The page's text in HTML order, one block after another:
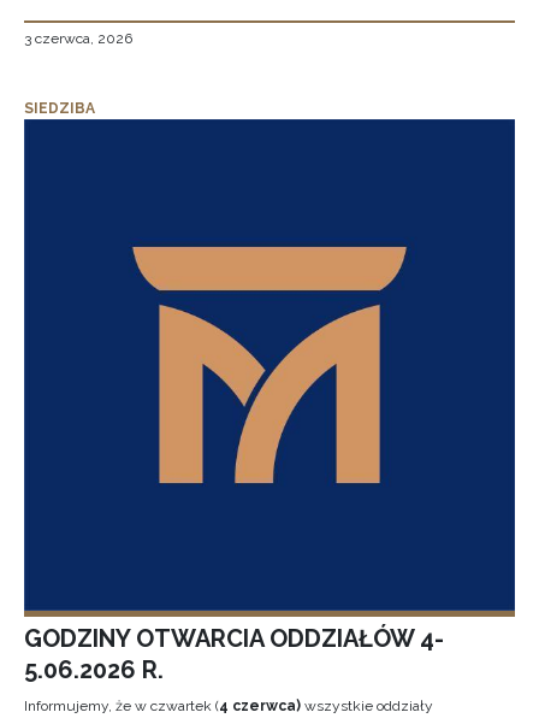
3 czerwca, 2026
SIEDZIBA
GODZINY OTWARCIA ODDZIAŁÓW 4-
5.06.2026 R.
Informujemy, że w czwartek (4 czerwca) wszystkie oddziały